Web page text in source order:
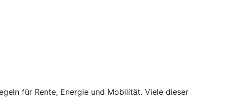
für Rente, Energie und Mobilität. Viele dieser